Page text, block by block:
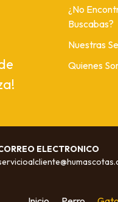
¿No
Buscabas?
Nuestras
Quienes
ELECTRONICO